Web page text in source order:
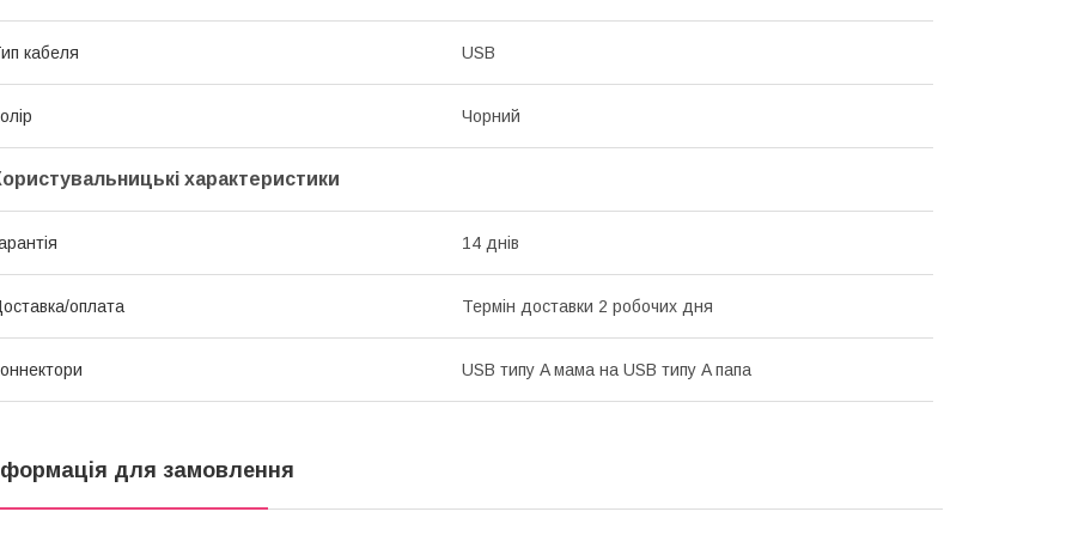
кабеля USB
Чорний
характеристики
14 днів
оплата Термін доставки 2 робочих дня
USB типу A мама на USB типу A папа
для замовлення